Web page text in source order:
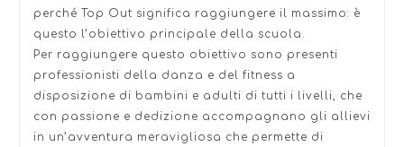
perché Top Out significa raggiungere il massimo: è
questo l’obiettivo principale della scuola.
Per raggiungere questo obiettivo sono presenti
professionisti della danza e del fitness a
disposizione di bambini e adulti di tutti i livelli, che
con passione e dedizione accompagnano gli allievi
in un’avventura meravigliosa che permette di